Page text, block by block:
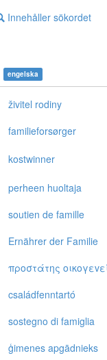
Innehåller sökordet
engelska
živitel rodiny
familieforsørger
kostwinner
perheen huoltaja
soutien de famille
Ernährer der Familie
πρoστάτης
családfenntartó
sostegno di famiglia
ģimenes apgādnieks